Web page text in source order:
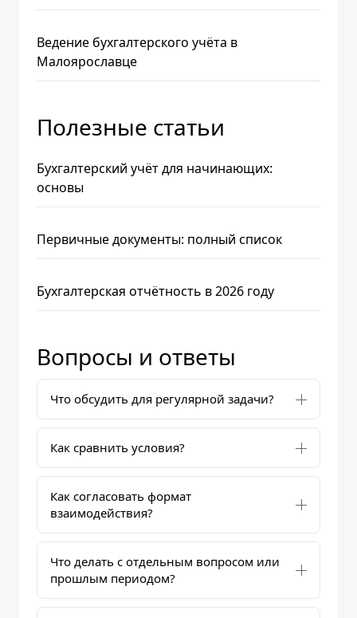
Ведение бухгалтерского учёта в
Малоярославце
Полезные статьи
Бухгалтерский учёт для начинающих:
основы
Первичные документы: полный список
Бухгалтерская отчётность в 2026 году
Вопросы и ответы
Что обсудить для регулярной задачи?
Как сравнить условия?
Как согласовать формат
взаимодействия?
Что делать с отдельным вопросом или
прошлым периодом?